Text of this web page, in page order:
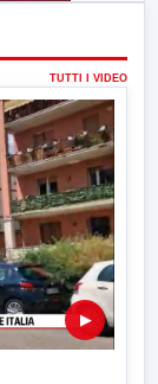
TUTTI I VIDEO
▶